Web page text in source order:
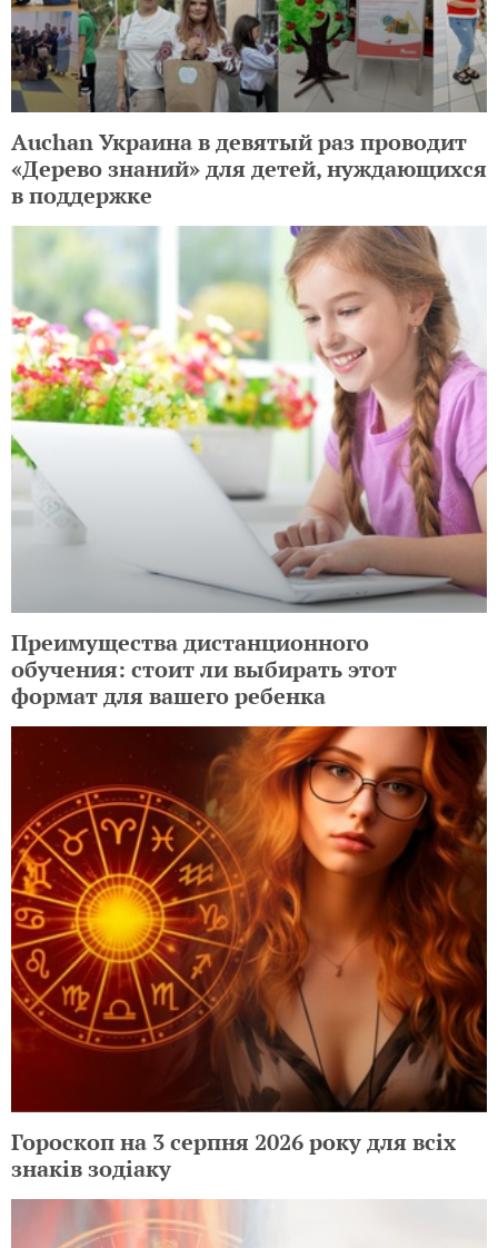
Auchan Украина в девятый раз проводит
«Дерево знаний» для детей, нуждающихся
в поддержке
Преимущества дистанционного
обучения: стоит ли выбирать этот
формат для вашего ребенка
Гороскоп на 3 серпня 2026 року для всіх
знаків зодіаку